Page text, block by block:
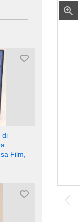
di
Film,